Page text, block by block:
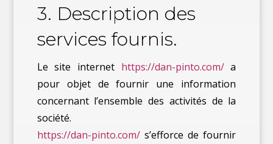
3. Description des
services fournis.
Le site internet https://dan-pinto.com/a
pour objet de fournir une information
concernant l’ensemble des activités de la
société.
https://dan-pinto.com/s’efforce de fournir